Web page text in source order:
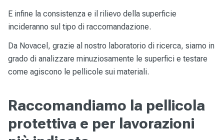
E infine la consistenza e il rilievo della superficie
incideranno sul tipo di raccomandazione.
Da Novacel, grazie al nostro laboratorio di ricerca, siamo in
grado di analizzare minuziosamente le superfici e testare
come agiscono le pellicole sui materiali.
Raccomandiamo la pellicola
protettiva e per lavorazioni